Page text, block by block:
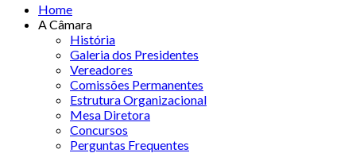
Home
A Câmara
História
Galeria dos Presidentes
Vereadores
Comissões Permanentes
Estrutura Organizacional
Mesa Diretora
Concursos
Perguntas Frequentes